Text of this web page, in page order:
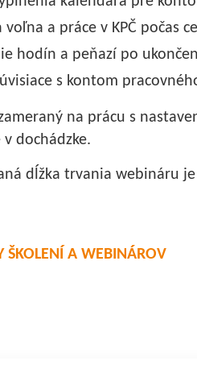
voľna a práce v KPČ počas
hodín a peňazí po
s kontom
na prácu s
dochádzke.
dĺžka trvania webináru
ŠKOLENÍ A WEBINÁROV